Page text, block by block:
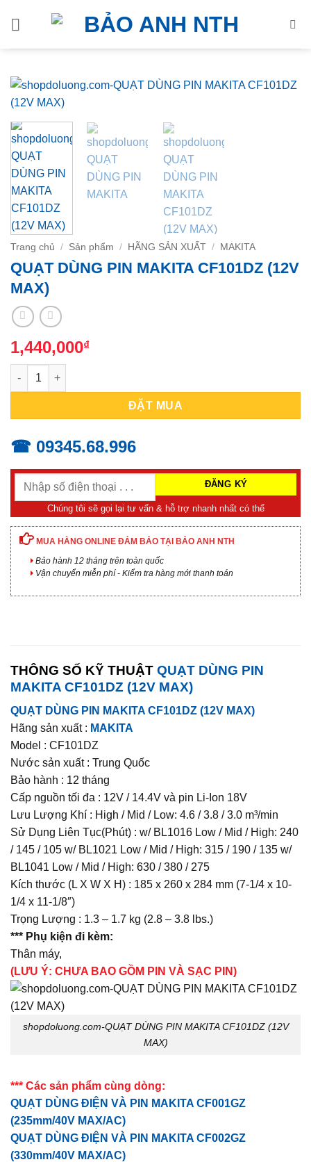
Trang chủ / Sản phẩm / HÃNG SẢN XUẤT / MAKITA
QUẠT DÙNG PIN MAKITA CF101DZ (12V
MAX)
1,440,000₫
QUẠT DÙNG PIN MAKITA CF101DZ (12V MAX) số lượng
ĐẶT MUA
☎ 09345.68.996
Chúng tôi sẽ gọi lại tư vấn & hỗ trợ nhanh nhất có thể
MUA HÀNG ONLINE ĐẢM BẢO TẠI BẢO ANH NTH
Bảo hành 12 tháng trên toàn quốc
Vận chuyển miễn phí - Kiểm tra hàng mới thanh toán
THÔNG SỐ KỸ THUẬT QUẠT DÙNG PIN
MAKITA CF101DZ (12V MAX)
QUẠT DÙNG PIN MAKITA CF101DZ (12V MAX)
Hãng sản xuất : MAKITA
Model : CF101DZ
Nước sản xuất : Trung Quốc
Bảo hành : 12 tháng
Cấp nguồn tối đa : 12V / 14.4V và pin Li-Ion 18V
Lưu Lượng Khí : High / Mid / Low: 4.6 / 3.8 / 3.0 m³/min
Sử Dụng Liên Tục(Phút) : w/ BL1016 Low / Mid / High: 240
/ 145 / 105 w/ BL1021 Low / Mid / High: 315 / 190 / 135 w/
BL1041 Low / Mid / High: 630 / 380 / 275
Kích thước (L X W X H) : 185 x 260 x 284 mm (7-1/4 x 10-
1/4 x 11-1/8″)
Trọng Lượng : 1.3 – 1.7 kg (2.8 – 3.8 lbs.)
*** Phụ kiện đi kèm:
Thân máy,
(LƯU Ý: CHƯA BAO GỒM PIN VÀ SẠC PIN)
shopdoluong.com-QUẠT DÙNG PIN MAKITA CF101DZ (12V
MAX)
*** Các sản phẩm cùng dòng:
QUẠT DÙNG ĐIỆN VÀ PIN MAKITA CF001GZ
(235mm/40V MAX/AC)
QUẠT DÙNG ĐIỆN VÀ PIN MAKITA CF002GZ
(330mm/40V MAX/AC)